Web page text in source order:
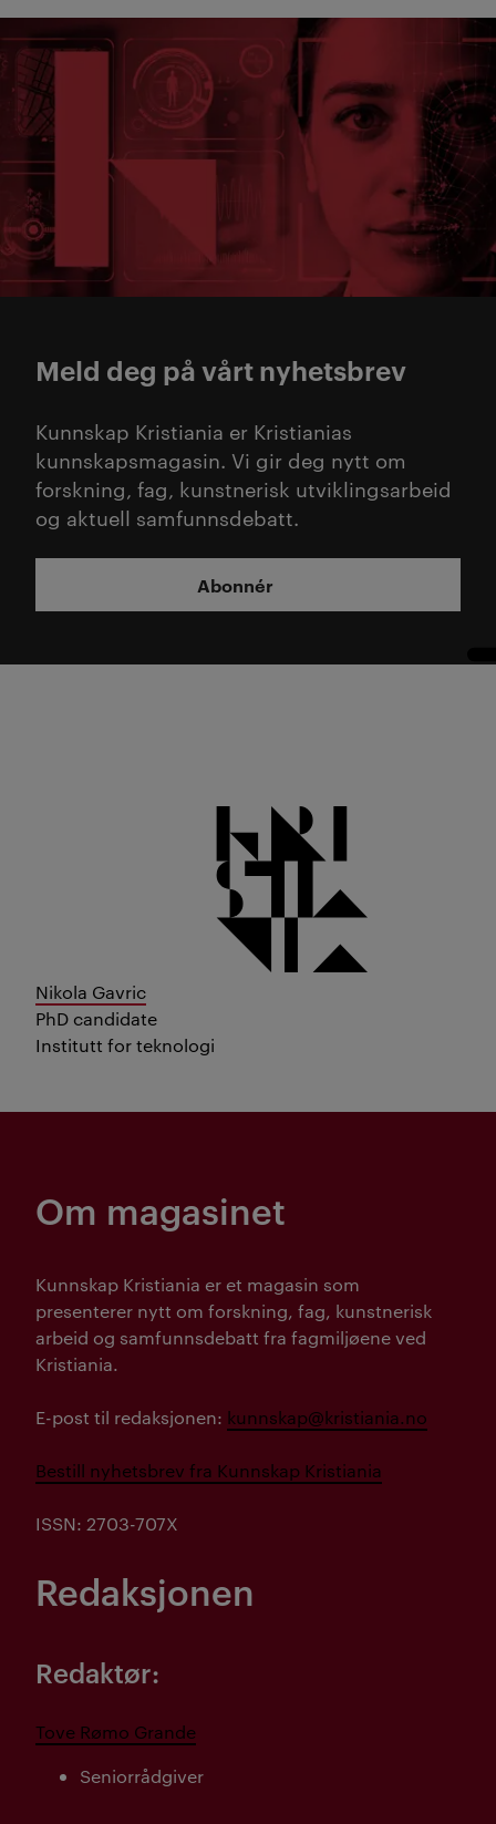
Meld deg på vårt nyhetsbrev
Kunnskap Kristiania er Kristianias
kunnskapsmagasin. Vi gir deg nytt om
forskning, fag, kunstnerisk utviklingsarbeid
og aktuell samfunnsdebatt.
Abonnér
Nikola Gavric
PhD candidate
Institutt for teknologi
Om magasinet
Kunnskap Kristiania er et magasin som
presenterer nytt om forskning, fag, kunstnerisk
arbeid og samfunnsdebatt fra fagmiljøene ved
Kristiania.
E-post til redaksjonen: kunnskap@kristiania.no
Bestill nyhetsbrev fra Kunnskap Kristiania
ISSN: 2703-707X
Redaksjonen
Redaktør:
Tove Rømo Grande
Seniorrådgiver